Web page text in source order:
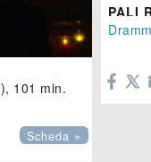
), 101 min.
Scheda »
PALI